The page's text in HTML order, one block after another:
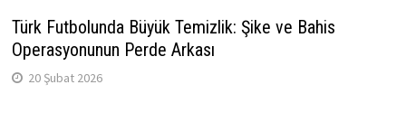
Türk Futbolunda Büyük Temizlik: Şike ve Bahis
Operasyonunun Perde Arkası
20 Şubat 2026